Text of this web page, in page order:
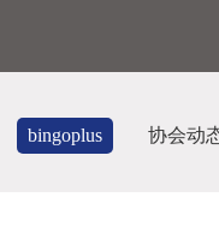
bingoplus 协会动